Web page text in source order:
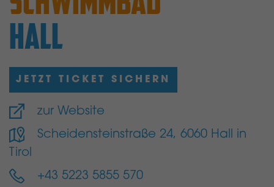
HALL
JETZT TICKET SICHERN
zur Website
Scheidensteinstraße 24, 6060 Hall in
Tirol
+43 5223 5855 570